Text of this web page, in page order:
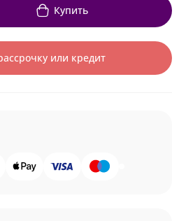
Купить
или кредит